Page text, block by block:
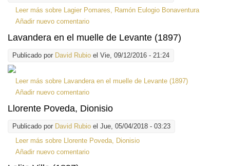
Leer más sobre Lagier Pomares, Ramón Eulogio Bonaventura
Añadir nuevo comentario
Lavandera en el muelle de Levante (1897)
Publicado por David Rubio el Vie, 09/12/2016 - 21:24
Leer más sobre Lavandera en el muelle de Levante (1897)
Añadir nuevo comentario
Llorente Poveda, Dionisio
Publicado por David Rubio el Jue, 05/04/2018 - 03:23
Leer más sobre Llorente Poveda, Dionisio
Añadir nuevo comentario